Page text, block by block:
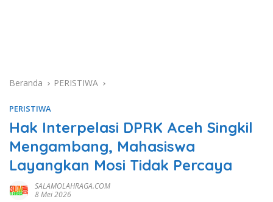
Beranda PERISTIWA
PERISTIWA
Hak Interpelasi DPRK Aceh Singkil
Mengambang, Mahasiswa
Layangkan Mosi Tidak Percaya
SALAMOLAHRAGA.COM
8 Mei 2026